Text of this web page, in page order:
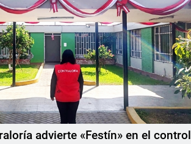
advierte «Festín» en el control